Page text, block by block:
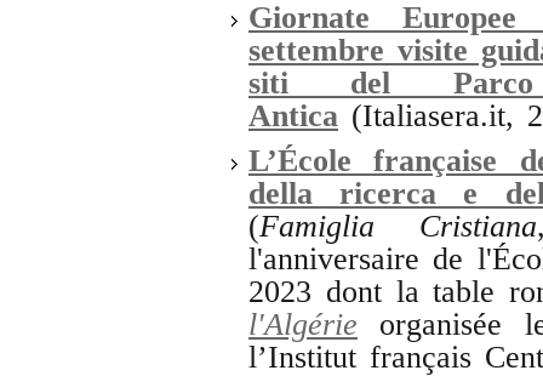
Giornate
settembre visite
siti del Parco
Antica (Italiasera.it,
L’École française
della ricerca e
(Famiglia Cristiana
l'anniversaire de
2023 dont la table
l'Algérie organisée
l’Institut français